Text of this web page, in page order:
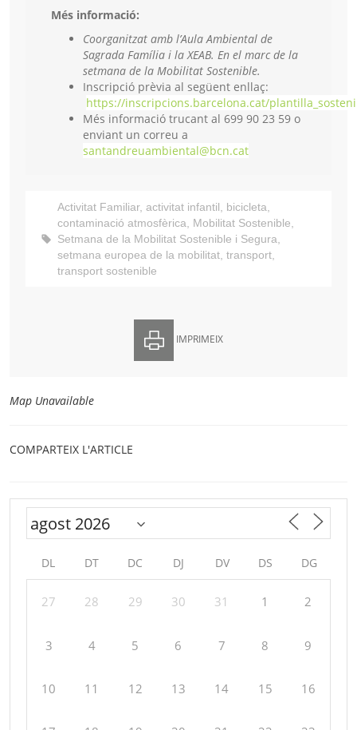
Més informació:
Coorganitzat amb l’Aula Ambiental de
Sagrada Família i la XEAB. En el marc de la
setmana de la Mobilitat Sostenible.
Inscripció prèvia al següent enllaç:
https://inscripcions.barcelona.cat/
Més informació trucant al 699 90 23 59 o
enviant un correu a
santandreuambiental@bcn.cat
Activitat Familiar, activitat infantil, bicicleta,
contaminació atmosfèrica, Mobilitat Sostenible,
Setmana de la Mobilitat Sostenible i Segura,
setmana europea de la mobilitat, transport,
transport sostenible
IMPRIMEIX
Map Unavailable
COMPARTEIX L'ARTICLE
DL DT DC DJ DV DS DG
27 28 29 30 31 1 2
3 4 5 6 7 8 9
10 11 12 13 14 15 16